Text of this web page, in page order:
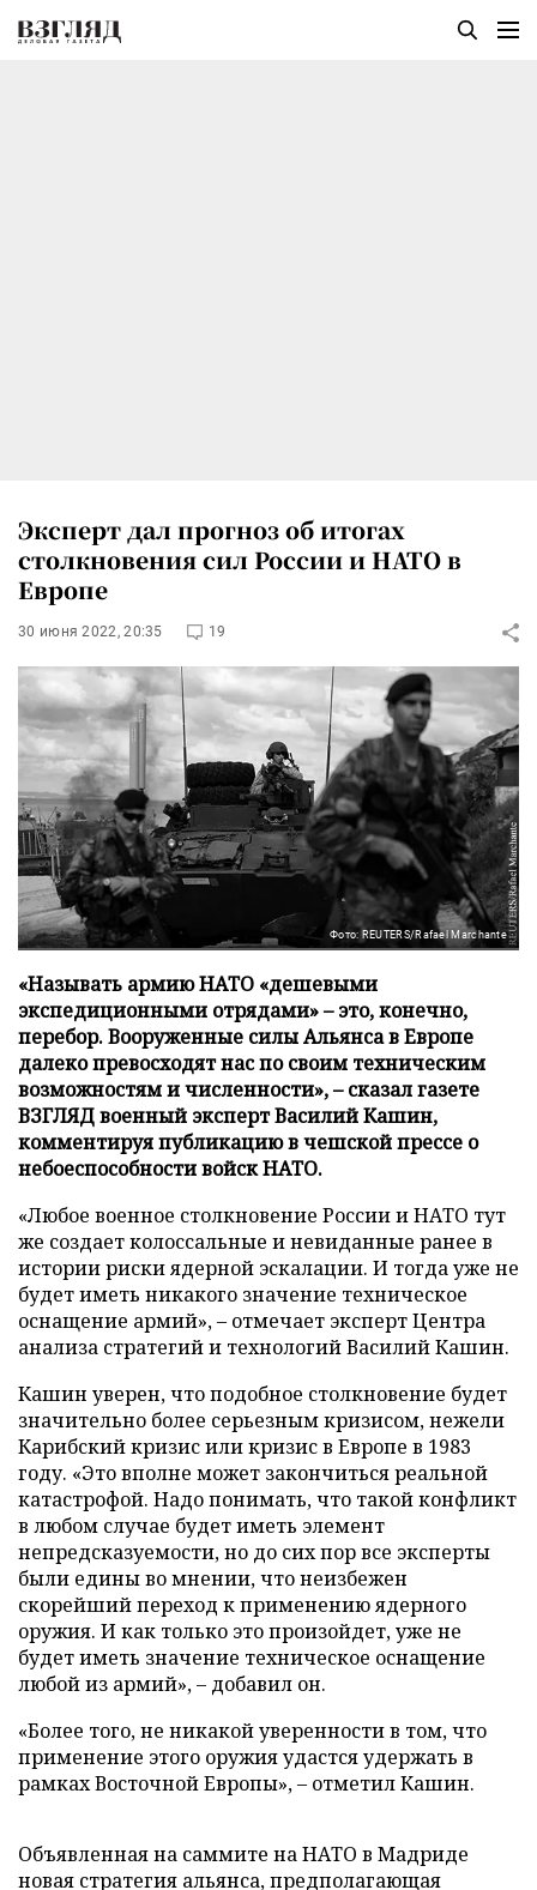
Эксперт дал прогноз об итогах
столкновения сил России и НАТО в
Европе
30 июня 2022, 20:35 19
Фото: REUTERS/Rafael Marchante
«Называть армию НАТО «дешевыми
экспедиционными отрядами» – это, конечно,
перебор. Вооруженные силы Альянса в Европе
далеко превосходят нас по своим техническим
возможностям и численности», – сказал газете
ВЗГЛЯД военный эксперт Василий Кашин,
комментируя публикацию в чешской прессе о
небоеспособности войск НАТО.
«Любое военное столкновение России и НАТО тут
же создает колоссальные и невиданные ранее в
истории риски ядерной эскалации. И тогда уже не
будет иметь никакого значение техническое
оснащение армий», – отмечает эксперт Центра
анализа стратегий и технологий Василий Кашин.
Кашин уверен, что подобное столкновение будет
значительно более серьезным кризисом, нежели
Карибский кризис или кризис в Европе в 1983
году. «Это вполне может закончиться реальной
катастрофой. Надо понимать, что такой конфликт
в любом случае будет иметь элемент
непредсказуемости, но до сих пор все эксперты
были едины во мнении, что неизбежен
скорейший переход к применению ядерного
оружия. И как только это произойдет, уже не
будет иметь значение техническое оснащение
любой из армий», – добавил он.
«Более того, не никакой уверенности в том, что
применение этого оружия удастся удержать в
рамках Восточной Европы», – отметил Кашин.
Объявленная на саммите на НАТО в Мадриде
новая стратегия альянса, предполагающая